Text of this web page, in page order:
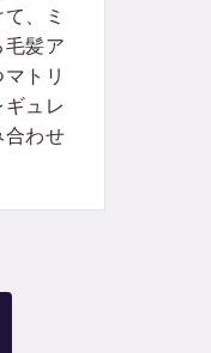
、ミ
毛髪ア
トリ
ュレ
合わせ